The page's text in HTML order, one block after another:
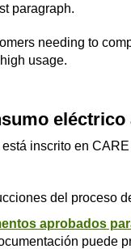
paragraph.
needing to
usage.
eléctrico
inscrito en
del proceso
aprobados
puede